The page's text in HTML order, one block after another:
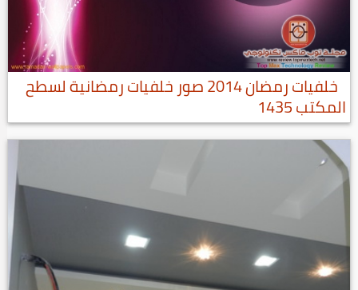
خلفيات رمضان 2014 صور خلفيات رمضانية لسطح
المكتب 1435